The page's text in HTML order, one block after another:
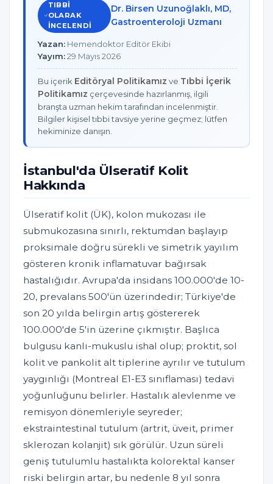
TIBBI
OLARAK
INCELENDI
Dr. Birsen Uzunoğlaklı, MD,
Gastroenteroloji Uzmanı
Yazan: Hemendoktor Editör Ekibi
Yayım:29 Mayıs 2026
Bu içerik Editöryal Politikamız ve Tıbbi İçerik
Politikamız çerçevesinde hazırlanmış, ilgili
branşta uzman hekim tarafından incelenmiştir.
Bilgiler kişisel tıbbi tavsiye yerine geçmez; lütfen
hekiminize danışın.
İstanbul'da Ülseratif Kolit
Hakkında
Ülseratif kolit (ÜK), kolon mukozası ile
submukozasına sınırlı, rektumdan başlayıp
proksimale doğru sürekli ve simetrik yayılım
gösteren kronik inflamatuvar bağırsak
hastalığıdır. Avrupa'da insidans 100.000'de 10-
20, prevalans 500'ün üzerindedir; Türkiye'de
son 20 yılda belirgin artış göstererek
100.000'de 5'in üzerine çıkmıştır. Başlıca
bulgusu kanlı-mukuslu ishal olup; proktit, sol
kolit ve pankolit alt tiplerine ayrılır ve tutulum
yaygınlığı (Montreal E1-E3 sınıflaması) tedavi
yoğunluğunu belirler. Hastalık alevlenme ve
remisyon dönemleriyle seyreder;
ekstraintestinal tutulum (artrit, üveit, primer
sklerozan kolanjit) sık görülür. Uzun süreli
geniş tutulumlu hastalıkta kolorektal kanser
riski belirgin artar, bu nedenle 8 yıl sonra